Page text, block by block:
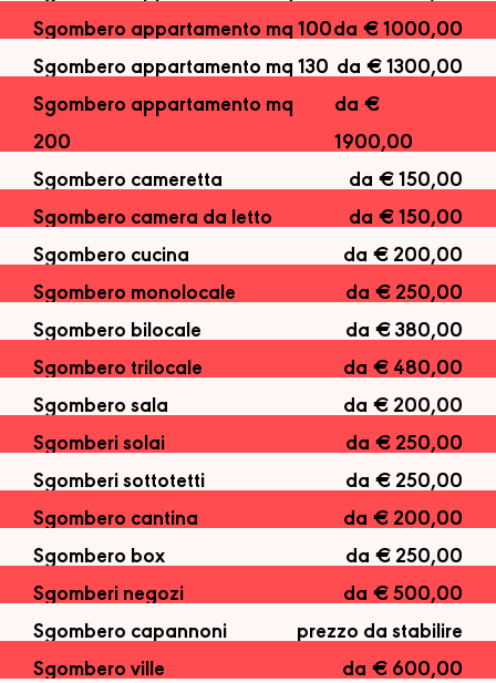
Sgombero appartamento mq 100da € 1000,00
Sgombero appartamento mq 130 da € 1300,00
Sgombero appartamento mq
200
da €
1900,00
Sgombero cameretta
da € 150,00
Sgombero camera da letto
da € 150,00
Sgombero cucina
da € 200,00
Sgombero monolocale
da € 250,00
Sgombero bilocale
da € 380,00
Sgombero trilocale
da € 480,00
Sgombero sala
da € 200,00
Sgomberi solai
da € 250,00
Sgomberi sottotetti
da € 250,00
Sgombero cantina
da € 200,00
Sgombero box
da € 250,00
Sgomberi negozi
da € 500,00
Sgombero capannoni
prezzo da stabilire
Sgombero ville
da € 600,00